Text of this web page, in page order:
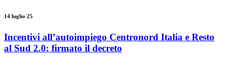
14 luglio 25
Incentivi all’autoimpiego Centronord Italia e Resto
al Sud 2.0: firmato il decreto